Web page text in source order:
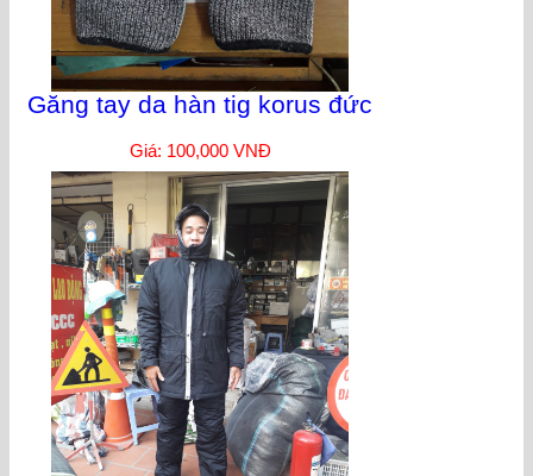
Găng tay da hàn tig korus đức
Giá: 100,000 VNĐ